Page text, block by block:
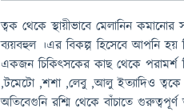
ত্বক থেকে স্থায়ীভাবে মেলানিন
ব্যয়বহুল ।এর বিকল্প হিসেবে আপনি
একজন চিকিৎসকের কাছ থেকে পরামর্শ
,টমেটো ,শশা ,লেবু ,আলু ইত্যাদিও ত্বকে
অতিবেগুনি রশ্মি থেকে বাঁচাতে